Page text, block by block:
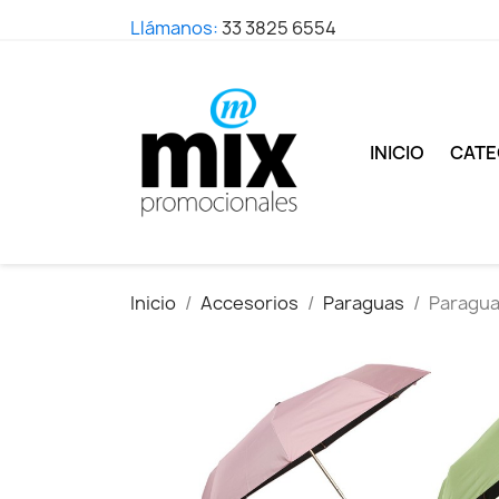
Llámanos:33 3825 6554
INICIO
Inicio Accesorios Paraguas